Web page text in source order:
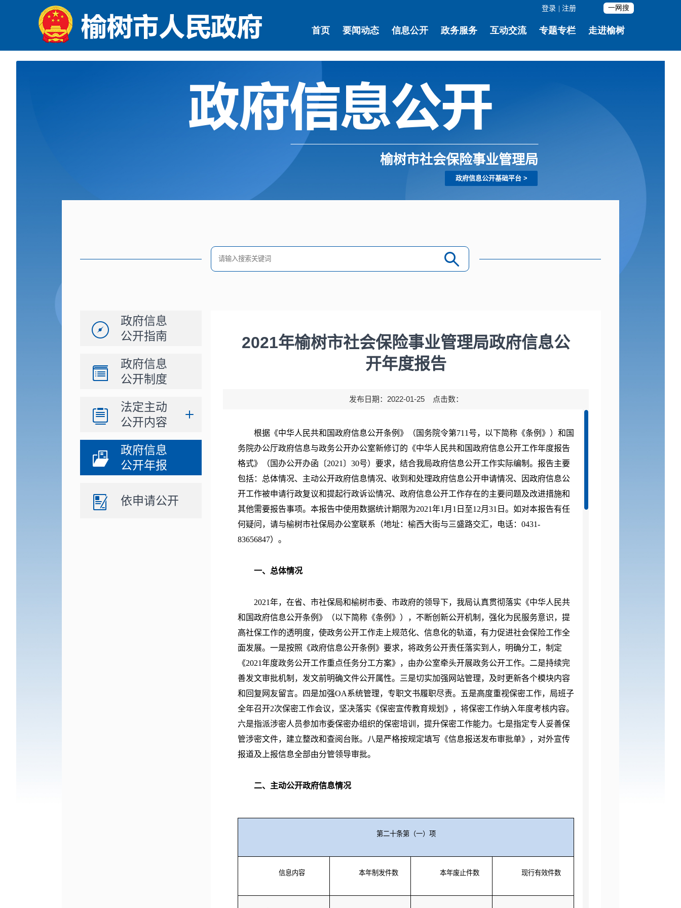
登录 注册
榆树市社会保险事业管理局
政府信息公开基础平台>
政府信息
公开指南
政府信息
公开制度
法定主动
公开内容
政府信息
公开年报
依申请公开
2021年榆树市社会保险事业管理局政府信息公
开年度报告
发布日期：2022-01-25 点击数：
根据《中华人民共和国政府信息公开条例》（国务院令第711号，以下简称《条例》）和国
务院办公厅政府信息与政务公开办公室新修订的《中华人民共和国政府信息公开工作年度报告
格式》（国办公开办函〔2021〕30号）要求，结合我局政府信息公开工作实际编制。报告主要
包括：总体情况、主动公开政府信息情况、收到和处理政府信息公开申请情况、因政府信息公
开工作被申请行政复议和提起行政诉讼情况、政府信息公开工作存在的主要问题及改进措施和
其他需要报告事项。本报告中使用数据统计期限为2021年1月1日至12月31日。如对本报告有任
何疑问，请与榆树市社保局办公室联系（地址：榆西大街与三盛路交汇，电话：0431-
83656847）。
一、总体情况
2021年，在省、市社保局和榆树市委、市政府的领导下，我局认真贯彻落实《中华人民共
和国政府信息公开条例》（以下简称《条例》），不断创新公开机制，强化为民服务意识，提
高社保工作的透明度，使政务公开工作走上规范化、信息化的轨道，有力促进社会保险工作全
面发展。一是按照《政府信息公开条例》要求，将政务公开责任落实到人，明确分工，制定
《2021年度政务公开工作重点任务分工方案》，由办公室牵头开展政务公开工作。二是持续完
善发文审批机制，发文前明确文件公开属性。三是切实加强网站管理，及时更新各个模块内容
和回复网友留言。四是加强OA系统管理，专职文书履职尽责。五是高度重视保密工作，局班子
全年召开2次保密工作会议，坚决落实《保密宣传教育规划》，将保密工作纳入年度考核内容。
六是指派涉密人员参加市委保密办组织的保密培训，提升保密工作能力。七是指定专人妥善保
管涉密文件，建立整改和查阅台账。八是严格按规定填写《信息报送发布审批单》，对外宣传
报道及上报信息全部由分管领导审批。
二、主动公开政府信息情况
第二十条第（一）项
信息内容 本年制发件数 本年废止件数 现行有效件数